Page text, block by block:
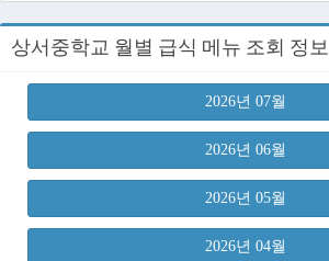
상서중학교 월별 급식 메뉴 조회 정보
2026년 07월
2026년 06월
2026년 05월
2026년 04월